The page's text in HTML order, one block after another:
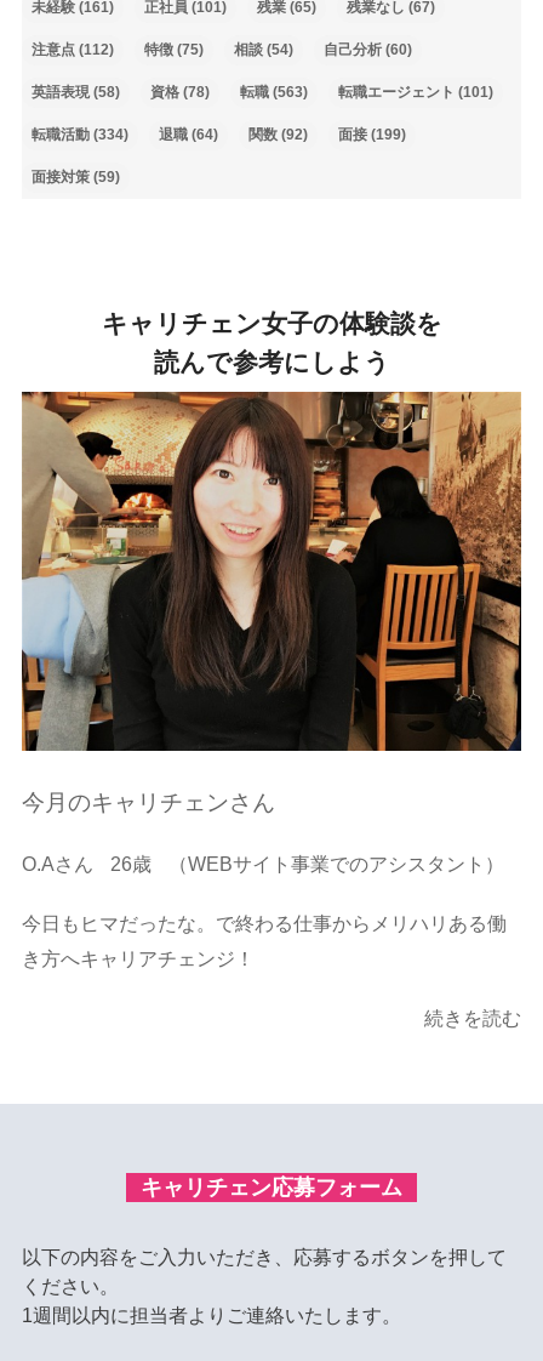
未経験(161) 正社員 (101) 残業(65) 残業なし (67)
注意点(112) 特徴(75) 相談(54) 自己分析(60)
英語表現(58) 資格(78) 転職(563) 転職エージェント (101)
転職活動(334) 退職(64) 関数(92) 面接(199)
面接対策(59)
キャリチェン女子の体験談を
読んで参考にしよう
今月のキャリチェンさん
O.Aさん 26歳 （WEBサイト事業でのアシスタント）
今日もヒマだったな。で終わる仕事からメリハリある働
き方へキャリアチェンジ！
続きを読む
キャリチェン応募フォーム
以下の内容をご入力いただき、応募するボタンを押して
ください。
1週間以内に担当者よりご連絡いたします。